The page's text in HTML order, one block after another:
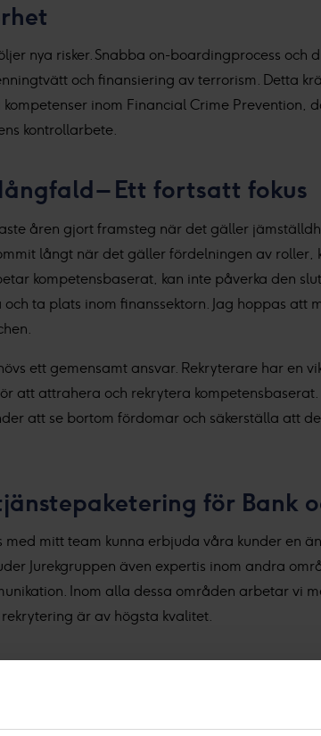
nya risker. Snabba on-boardingprocess
och finansiering av terrorism. Detta
inom Financial Crime Prevention,
kontrollarbete.
– Ett fortsatt fokus
åren gjort framsteg när det gäller
långt när det gäller fördelningen av
kompetensbaserat, kan inte påverka den
ta plats inom finanssektorn. Jag hoppas att
ett gemensamt ansvar. Rekryterare har en
att attrahera och rekrytera
att se bortom fördomar och säkerställa att
för Bank
med mitt team kunna erbjuda våra kunder en
Jurekgruppen även expertis inom andra
Inom alla dessa områden arbetar vi
är av högsta kvalitet.
varav de senaste åren